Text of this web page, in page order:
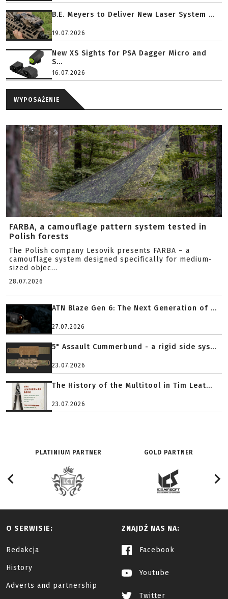
B.E. Meyers to Deliver New Laser System ...
19.07.2026
New XS Sights for PSA Dagger Micro and
S...
16.07.2026
WYPOSAŻENIE
FARBA, a camouflage pattern system tested in
Polish forests
The Polish company Lesovik presents FARBA – a
camouflage system designed specifically for medium-
sized objec...
28.07.2026
ATN Blaze Gen 6: The Next Generation of ...
27.07.2026
5" Assault Cummerbund - a rigid side sys...
23.07.2026
The History of the Multitool in Tim Leat...
23.07.2026
PLATINIUM PARTNER GOLD PARTNER
O SERWISIE:
Redakcja
History
Adverts and partnership
ZNAJDŹ NAS NA:
Facebook
Youtube
Twitter